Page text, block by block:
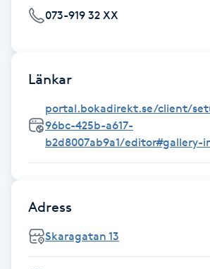
Hårborttagning
Hårbottenbehandling
Hårförlängning
Hårvård
Hälsa
Hälsprickor
073-919 32 XX
Länkar
portal.bokadirekt.se/client/
96bc-425b-a617-
b2d8007ab9a1/editor#gallery-
Adress
Skaragatan 13